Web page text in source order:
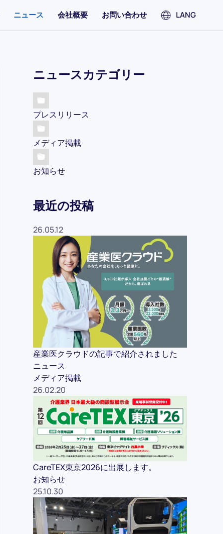
ニュース 会社概要 お問い合わせ LANG
ニュースカテゴリー
プレスリリース
メディア掲載
お知らせ
最近の投稿
26.05.12
産業医クラウドの記事で紹介されました
ニュース
メディア掲載
26.02.20
CareTEX東京2026に出展します。
お知らせ
25.10.30